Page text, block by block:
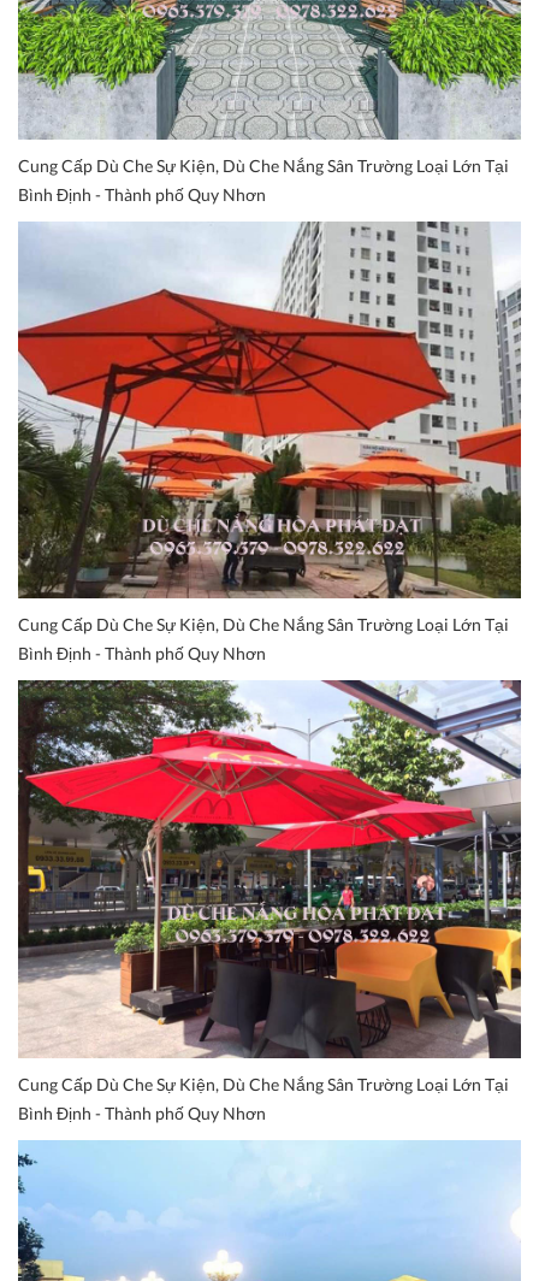
Cung Cấp Dù Che Sự Kiện, Dù Che Nắng Sân Trường Loại Lớn Tại
Bình Định - Thành phố Quy Nhơn
Cung Cấp Dù Che Sự Kiện, Dù Che Nắng Sân Trường Loại Lớn Tại
Bình Định - Thành phố Quy Nhơn
Cung Cấp Dù Che Sự Kiện, Dù Che Nắng Sân Trường Loại Lớn Tại
Bình Định - Thành phố Quy Nhơn